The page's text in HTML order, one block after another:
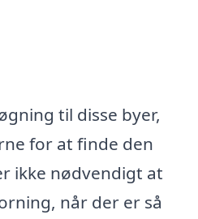
til disse byer,
for at finde den
ikke nødvendigt at
når der er så